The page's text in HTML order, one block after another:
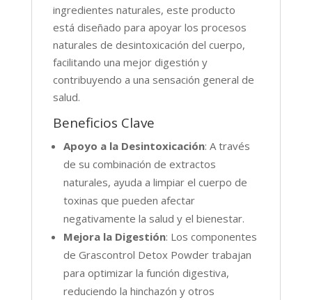
ingredientes naturales, este producto
está diseñado para apoyar los procesos
naturales de desintoxicación del cuerpo,
facilitando una mejor digestión y
contribuyendo a una sensación general de
salud.
Beneficios Clave
Apoyo a la Desintoxicación: A través
de su combinación de extractos
naturales, ayuda a limpiar el cuerpo de
toxinas que pueden afectar
negativamente la salud y el bienestar.
Mejora la Digestión: Los componentes
de Grascontrol Detox Powder trabajan
para optimizar la función digestiva,
reduciendo la hinchazón y otros